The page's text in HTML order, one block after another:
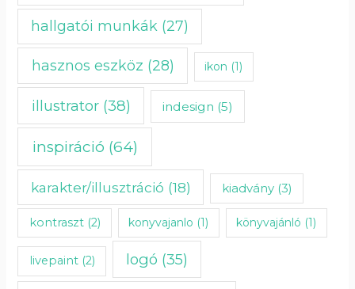
hallgatói munkák (27)
hasznos eszköz (28) ikon (1)
illustrator(38) indesign (5)
inspiráció (64)
karakter/illusztráció (18) kiadvány(3)
kontraszt(2) konyvajanlo (1) könyvajánló (1)
livepaint(2) logó (35)